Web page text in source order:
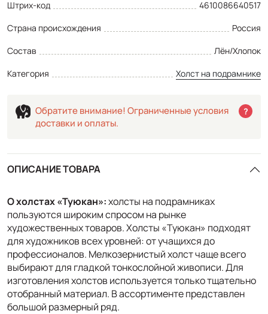
Штрих-код
4610086640517
Страна происхождения
Россия
Состав
Лён/Хлопок
Категория
Холст на подрамнике
Обратите внимание! Ограниченные условия
доставки и оплаты.
?
ОПИСАНИЕ ТОВАРА
О холстах «Туюкан»:холсты на подрамниках
пользуются широким спросом на рынке
художественных товаров. Холсты «Туюкан» подходят
для художников всех уровней: от учащихся до
профессионалов. Мелкозернистый холст чаще всего
выбирают для гладкой тонкослойной живописи. Для
изготовления холстов используется только тщательно
отобранный материал. В ассортименте представлен
большой размерный ряд.